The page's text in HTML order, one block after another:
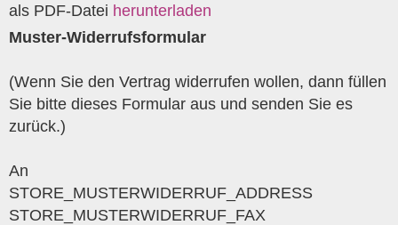
als PDF-Datei herunterladen
Muster-Widerrufsformular
(Wenn Sie den Vertrag widerrufen wollen, dann füllen
Sie bitte dieses Formular aus und senden Sie es
zurück.)
An
STORE_MUSTERWIDERRUF_ADDRESS
STORE_MUSTERWIDERRUF_FAX